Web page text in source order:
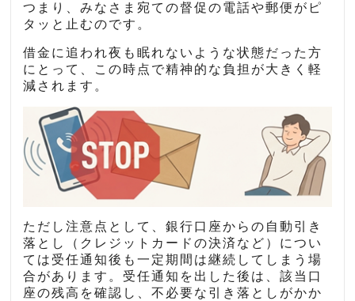
つまり、みなさま宛ての督促の電話や郵便がピ
タッと止むのです。
借金に追われ夜も眠れないような状態だった方
にとって、この時点で精神的な負担が大きく軽
減されます。
ただし注意点として、銀行口座からの自動引き
落とし（クレジットカードの決済など）につい
ては受任通知後も一定期間は継続してしまう場
合があります。受任通知を出した後は、該当口
座の残高を確認し、不必要な引き落としがかか